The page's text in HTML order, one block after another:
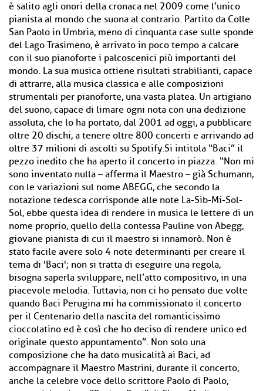
è salito agli onori della cronaca nel 2009 come l’unico
pianista al mondo che suona al contrario. Partito da Colle
San Paolo in Umbria, meno di cinquanta case sulle sponde
del Lago Trasimeno, è arrivato in poco tempo a calcare
con il suo pianoforte i palcoscenici più importanti del
mondo. La sua musica ottiene risultati strabilianti, capace
di attrarre, alla musica classica e alle composizioni
strumentali per pianoforte, una vasta platea. Un artigiano
del suono, capace di limare ogni nota con una dedizione
assoluta, che lo ha portato, dal 2001 ad oggi, a pubblicare
oltre 20 dischi, a tenere oltre 800 concerti e arrivando ad
oltre 37 milioni di ascolti su Spotify.Si intitola “Baci” il
pezzo inedito che ha aperto il concerto in piazza. “Non mi
sono inventato nulla – afferma il Maestro – già Schumann,
con le variazioni sul nome ABEGG, che secondo la
notazione tedesca corrisponde alle note La-Sib-Mi-Sol-
Sol, ebbe questa idea di rendere in musica le lettere di un
nome proprio, quello della contessa Pauline von Abegg,
giovane pianista di cui il maestro si innamorò. Non è
stato facile avere solo 4 note determinanti per creare il
tema di 'Baci'; non si tratta di eseguire una regola,
bisogna saperla sviluppare, nell’atto compositivo, in una
piacevole melodia. Tuttavia, non ci ho pensato due volte
quando Baci Perugina mi ha commissionato il concerto
per il Centenario della nascita del romanticissimo
cioccolatino ed è così che ho deciso di rendere unico ed
originale questo appuntamento”. Non solo una
composizione che ha dato musicalità ai Baci, ad
accompagnare il Maestro Mastrini, durante il concerto,
anche la celebre voce dello scrittore Paolo di Paolo,